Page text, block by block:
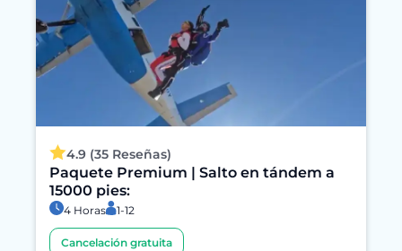
4.9 (35 Reseñas)
Paquete Premium | Salto en tándem a
15000 pies:
4 Horas 1-12
Cancelación gratuita